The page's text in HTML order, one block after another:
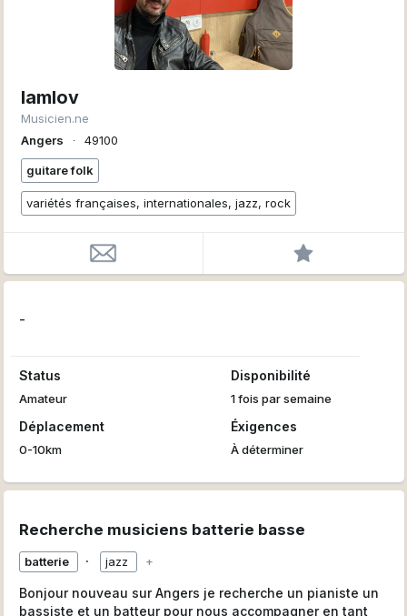
Iamlov
Musicien.ne
Angers
∙ 49100
guitare folk
variétés françaises, internationales, jazz, rock
-
Status
Amateur
Disponibilité
1 fois par semaine
Déplacement
0-10km
Éxigences
À déterminer
Recherche musiciens batterie basse
batterie ∙ jazz +
Bonjour nouveau sur Angers je recherche un pianiste un
bassiste et un batteur pour nous accompagner en tant